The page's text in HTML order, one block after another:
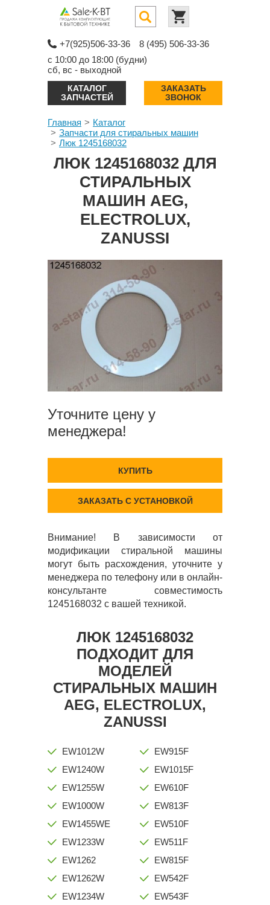
+7(925)506-33-36
8 (495) 506-33-36
с 10:00 до 18:00 (будни)
сб, вс - выходной
КАТАЛОГ
ЗАПЧАСТЕЙ
ЗАКАЗАТЬ
ЗВОНОК
Главная
Каталог
Запчасти для стиральных машин
Люк 1245168032
ЛЮК 1245168032 ДЛЯ
СТИРАЛЬНЫХ
МАШИН AEG,
ELECTROLUX,
ZANUSSI
Уточните цену у
менеджера!
КУПИТЬ
ЗАКАЗАТЬ С УСТАНОВКОЙ
Внимание! В зависимости от
модификации стиральной машины
могут быть расхождения, уточните у
менеджера по телефону или в онлайн-
консультанте совместимость
1245168032 с вашей техникой.
ЛЮК 1245168032
ПОДХОДИТ ДЛЯ
МОДЕЛЕЙ
СТИРАЛЬНЫХ МАШИН
AEG, ELECTROLUX,
ZANUSSI
EW1012W
EW1240W
EW1255W
EW1000W
EW1455WE
EW1233W
EW1262
EW1262W
EW1234W
EW915F
EW1015F
EW610F
EW813F
EW510F
EW511F
EW815F
EW542F
EW543F